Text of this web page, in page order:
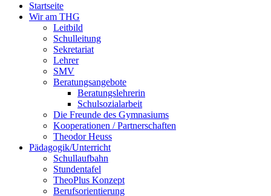
Startseite
Wir am THG
Leitbild
Schulleitung
Sekretariat
Lehrer
SMV
Beratungsangebote
Beratungslehrerin
Schulsozialarbeit
Die Freunde des Gymnasiums
Kooperationen / Partnerschaften
Theodor Heuss
Pädagogik/Unterricht
Schullaufbahn
Stundentafel
TheoPlus Konzept
Berufsorientierung